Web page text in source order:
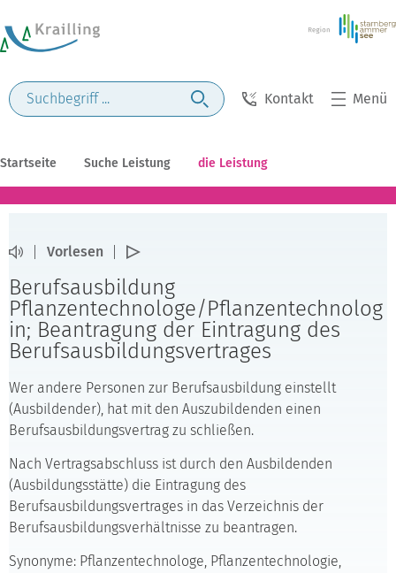
Kontakt Menü
Startseite Suche Leistung die Leistung
Vorlesen
Berufsausbildung
Pflanzentechnologe/Pflanzentechnolog
in; Beantragung der Eintragung des
Berufsausbildungsvertrages
Wer andere Personen zur Berufsausbildung einstellt
(Ausbildender), hat mit den Auszubildenden einen
Berufsausbildungsvertrag zu schließen.
Nach Vertragsabschluss ist durch den Ausbildenden
(Ausbildungsstätte) die Eintragung des
Berufsausbildungsvertrages in das Verzeichnis der
Berufsausbildungsverhältnisse zu beantragen.
Synonyme: Pflanzentechnologe, Pflanzentechnologie,